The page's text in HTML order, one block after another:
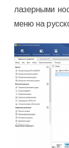
лазерными
меню на